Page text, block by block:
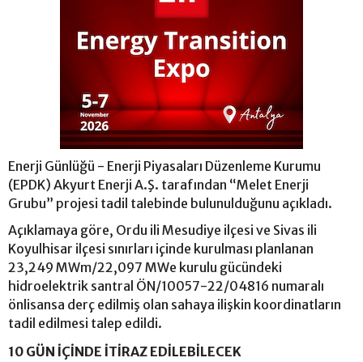
Enerji Günlüğü - Enerji Piyasaları Düzenleme Kurumu
(EPDK) Akyurt Enerji A.Ş. tarafından “Melet Enerji
Grubu” projesi tadil talebinde bulunulduğunu açıkladı.
Açıklamaya göre, Ordu ili Mesudiye ilçesi ve Sivas ili
Koyulhisar ilçesi sınırları içinde kurulması planlanan
23,249 MWm/22,097 MWe kurulu gücündeki
hidroelektrik santral ÖN/10057-22/04816 numaralı
önlisansa derç edilmiş olan sahaya ilişkin koordinatların
tadil edilmesi talep edildi.
10 GÜN İÇİNDE İTİRAZ EDİLEBİLECEK